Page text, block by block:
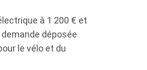
à 1 200 € et
déposée
le vélo et du